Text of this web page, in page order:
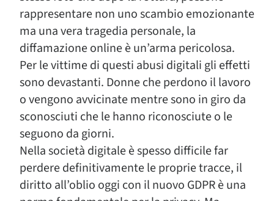
rappresentare non uno scambio emozionante
ma una vera tragedia personale, la
diffamazione online è un’arma pericolosa.
Per le vittime di questi abusi digitali gli effetti
sono devastanti. Donne che perdono il lavoro
o vengono avvicinate mentre sono in giro da
sconosciuti che le hanno riconosciute o le
seguono da giorni.
Nella società digitale è spesso difficile far
perdere definitivamente le proprie tracce, il
diritto all’oblio oggi con il nuovo GDPR è una